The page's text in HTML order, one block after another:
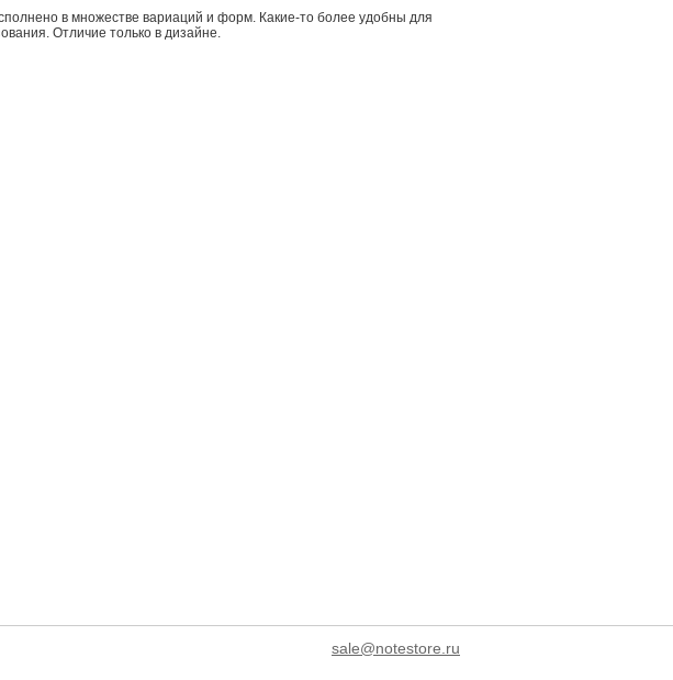
в множестве вариаций и форм. Какие-то более удобны для
Отличие только в дизайне.
sale@notestore.ru